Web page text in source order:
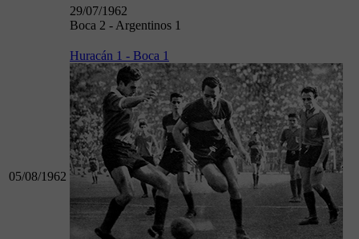
29/07/1962
Boca 2 - Argentinos 1
05/08/1962
Huracán 1 - Boca 1